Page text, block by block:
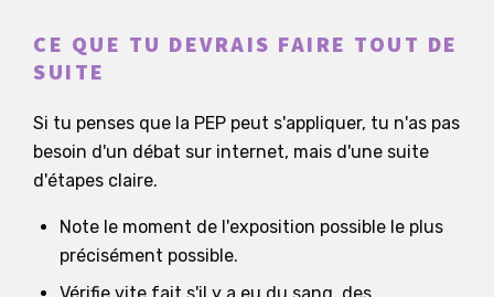
CE QUE TU DEVRAIS FAIRE TOUT DE
SUITE
Si tu penses que la PEP peut s'appliquer, tu n'as pas
besoin d'un débat sur internet, mais d'une suite
d'étapes claire.
Note le moment de l'exposition possible le plus
précisément possible.
Vérifie vite fait s'il y a eu du sang, des